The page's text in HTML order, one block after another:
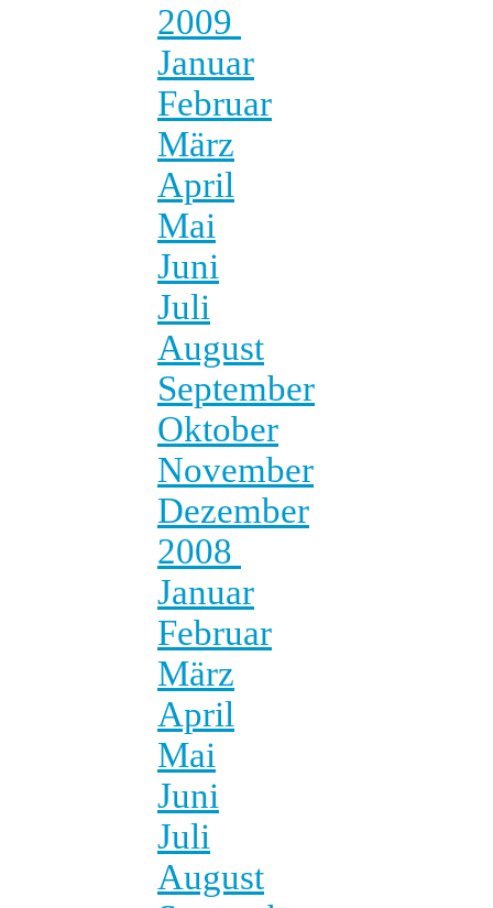
2009
Januar
Februar
März
April
Mai
Juni
Juli
August
September
Oktober
November
Dezember
2008
Januar
Februar
März
April
Mai
Juni
Juli
August